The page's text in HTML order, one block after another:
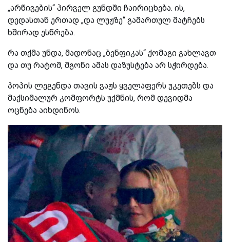
„არწივების“ პირველ გუნდში ჩაირიცხება. ის,
დედასთან ერთად „და ლუჟზე“ გამართულ მატჩებს
ხშირად ესწრება.
რა თქმა უნდა, მადონაც „ბენფიკას“ ქომაგი გახლავთ
და თუ რატომ, მგონი ამას დაზუსტება არ სჭირდება.
პოპის ლეგენდა თავის ვაჟს ყველაფერს უკეთებს და
მაქსიმალურ კომფორტს უქმნის, რომ დევიდმა
ოცნება აიხდინოს.